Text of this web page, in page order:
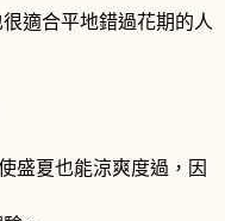
適合平地錯過花期的人
盛夏也能涼爽度過，因